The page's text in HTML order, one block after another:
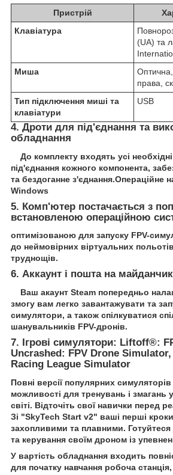
Пристрій
Клавіатура
(UA) та
Миша
Оптична,
права,
Тип підключення миші та
клавіатури
USB
4. Дроти для під'єднання та
обладнання
До комплекту входять усі
під'єднання кожного компонента,
та бездоганне з'єднання.Операційне
Windows
5. Комп'ютер постачається з
встановленою операційною
оптимізованою для запуску FPV-
до неймовірних віртуальних
труднощів.
6. Аккаунт і пошта на
Ваш акаунт Steam попередньо
змогу вам легко завантажувати та
симулятори, а також спілкуватися
шанувальників FPV-дронів.
7. Ігрові симулятори: Liftoff®:
Uncrashed: FPV Drone
Racing League Simulator
Повні версії популярних
можливості для тренувань і змагань
світі. Відточіть свої навички перед
Зі "SkyTech Start v2" ваші перші кроки
захопливими та плавними. Готуйтеся
та керування своїм дроном із
У вартість обладнання входить
для початку навчання робоча